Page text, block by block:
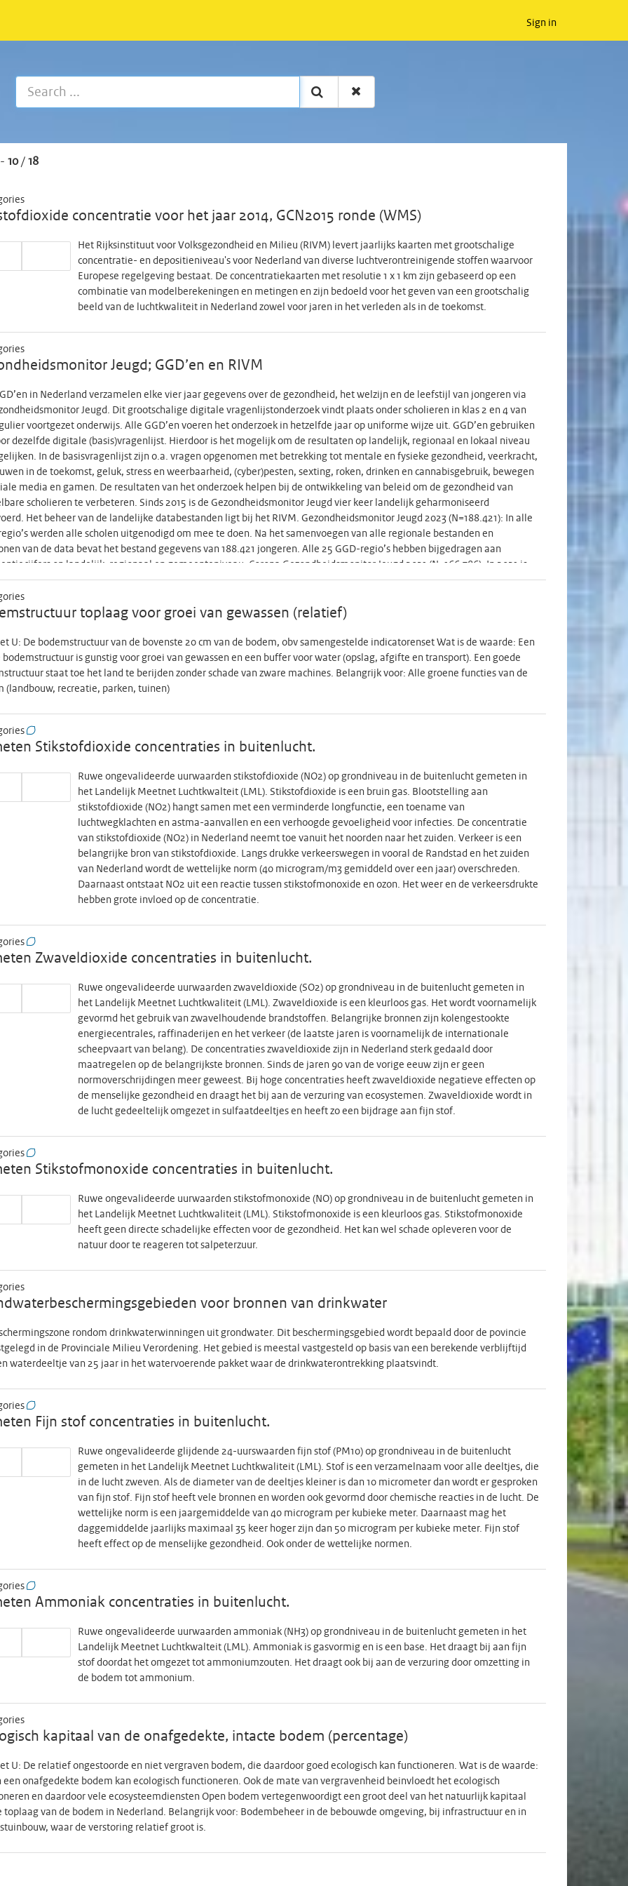
Sign in
- 10/ 18
concentratie voor het jaar 2014, GCN2015 ronde (WMS)
Het Rijksinstituut voor Volksgezondheid en Milieu (RIVM) levert jaarlijks kaarten met grootschalige
concentratie- en depositieniveau's voor Nederland van diverse luchtverontreinigende stoffen waarvoor
Europese regelgeving bestaat. De concentratiekaarten met resolutie 1 x 1 km zijn gebaseerd op een
combinatie van modelberekeningen en metingen en zijn bedoeld voor het geven van een grootschalig
beeld van de luchtkwaliteit in Nederland zowel voor jaren in het verleden als in de toekomst.
Jeugd; GGD’en en RIVM
in Nederland verzamelen elke vier jaar gegevens over de gezondheid, het welzijn en de leefstijl van jongeren via
Jeugd. Dit grootschalige digitale vragenlijstonderzoek vindt plaats onder scholieren in klas 2 en 4 van
voortgezet onderwijs. Alle GGD’en voeren het onderzoek in hetzelfde jaar op uniforme wijze uit. GGD’en gebruiken
dezelfde digitale (basis)vragenlijst. Hierdoor is het mogelijk om de resultaten op landelijk, regionaal en lokaal niveau
In de basisvragenlijst zijn o.a. vragen opgenomen met betrekking tot mentale en fysieke gezondheid, veerkracht,
in de toekomst, geluk, stress en weerbaarheid, (cyber)pesten, sexting, roken, drinken en cannabisgebruik, bewegen
media en gamen. De resultaten van het onderzoek helpen bij de ontwikkeling van beleid om de gezondheid van
scholieren te verbeteren. Sinds 2015 is de Gezondheidsmonitor Jeugd vier keer landelijk geharmoniseerd
Het beheer van de landelijke databestanden ligt bij het RIVM. Gezondheidsmonitor Jeugd 2023 (N=188.421): In alle
werden alle scholen uitgenodigd om mee te doen. Na het samenvoegen van alle regionale bestanden en
van de data bevat het bestand gegevens van 188.421 jongeren. Alle 25 GGD-regio’s hebben bijgedragen aan
op landelijk, regionaal en gemeenteniveau. Corona Gezondheidsmonitor Jeugd 2021 (N=166.786): In 2021 is
meting uitgevoerd in het kader van het Gezondheidsonderzoek COVID-19 van het Netwerk GOR. Het netwerk GOR
uit GGD’en, GGD GHOR Nederland, RIVM, het NIVEL en ARQ Nationaal Psychotrauma Centrum. In alle GGD-regio’s
alle scholen uitgenodigd om mee te doen. Na het samenvoegen van alle regionale bestanden en opschonen van de
regionaal en gemeenteniveau. Gezondheidsmonitor Jeugd 2019 (N=171.192): De omvang van de steekproeven
per GGD-regio. Na het samenvoegen van alle regionale bestanden en opschonen van de data bevat het landelijk
gegevens van 171.192 jongeren. Alle 25 GGD-regio’s hebben bijgedragen aan prevalentiecijfers op regionaal
regio) en landelijk niveau. In 19 GGD-regio’s werden alle scholen uitgenodigd om mee te doen met het
van de data bevat het landelijk databestand gegevens van 96.919 jongeren. Alle 25 GGD-regio’s hebben
aan prevalentiecijfers op landelijk niveau. Daarnaast zijn in 14 regio’s ook prevalentiecijfers op regionaal niveau
zodat in die regio’s ook prevalentiecijfers voor gemeenten beschikbaar zijn. Voor meer informatie over de
en een overzicht van de resultaten zie monitorgezondheid.nl/gezondheidsmonitor-jeugd. Via
data-aanvraag kunt u data of cijfers aanvragen uit de Gezondheidsmonitors voor onderzoek en beleid op
lokaal, regionaal als landelijk niveau. De licentie betreft de meta data en niet de dataset.
toplaag voor groei van gewassen (relatief)
U: De bodemstructuur van de bovenste 20 cm van de bodem, obv samengestelde indicatorenset Wat is de waarde: Een
bodemstructuur is gunstig voor groei van gewassen en een buffer voor water (opslag, afgifte en transport). Een goede
staat toe het land te berijden zonder schade van zware machines. Belangrijk voor: Alle groene functies van de
(landbouw, recreatie, parken, tuinen)
Stikstofdioxide concentraties in buitenlucht.
Ruwe ongevalideerde uurwaarden stikstofdioxide (NO2) op grondniveau in de buitenlucht gemeten in
het Landelijk Meetnet Luchtkwalteit (LML). Stikstofdioxide is een bruin gas. Blootstelling aan
stikstofdioxide (NO2) hangt samen met een verminderde longfunctie, een toename van
luchtwegklachten en astma-aanvallen en een verhoogde gevoeligheid voor infecties. De concentratie
van stikstofdioxide (NO2) in Nederland neemt toe vanuit het noorden naar het zuiden. Verkeer is een
belangrijke bron van stikstofdioxide. Langs drukke verkeerswegen in vooral de Randstad en het zuiden
van Nederland wordt de wettelijke norm (40 microgram/m3 gemiddeld over een jaar) overschreden.
Daarnaast ontstaat NO2 uit een reactie tussen stikstofmonoxide en ozon. Het weer en de verkeersdrukte
hebben grote invloed op de concentratie.
Zwaveldioxide concentraties in buitenlucht.
Ruwe ongevalideerde uurwaarden zwaveldioxide (SO2) op grondniveau in de buitenlucht gemeten in
het Landelijk Meetnet Luchtkwaliteit (LML). Zwaveldioxide is een kleurloos gas. Het wordt voornamelijk
gevormd het gebruik van zwavelhoudende brandstoffen. Belangrijke bronnen zijn kolengestookte
energiecentrales, raffinaderijen en het verkeer (de laatste jaren is voornamelijk de internationale
scheepvaart van belang). De concentraties zwaveldioxide zijn in Nederland sterk gedaald door
maatregelen op de belangrijkste bronnen. Sinds de jaren 90 van de vorige eeuw zijn er geen
normoverschrijdingen meer geweest. Bij hoge concentraties heeft zwaveldioxide negatieve effecten op
de menselijke gezondheid en draagt het bij aan de verzuring van ecosystemen. Zwaveldioxide wordt in
de lucht gedeeltelijk omgezet in sulfaatdeeltjes en heeft zo een bijdrage aan fijn stof.
Stikstofmonoxide concentraties in buitenlucht.
Ruwe ongevalideerde uurwaarden stikstofmonoxide (NO) op grondniveau in de buitenlucht gemeten in
het Landelijk Meetnet Luchtkwaliteit (LML). Stikstofmonoxide is een kleurloos gas. Stikstofmonoxide
heeft geen directe schadelijke effecten voor de gezondheid. Het kan wel schade opleveren voor de
natuur door te reageren tot salpeterzuur.
voor bronnen van drinkwater
rondom drinkwaterwinningen uit grondwater. Dit beschermingsgebied wordt bepaald door de povincie
in de Provinciale Milieu Verordening. Het gebied is meestal vastgesteld op basis van een berekende verblijftijd
waterdeeltje van 25 jaar in het watervoerende pakket waar de drinkwaterontrekking plaatsvindt.
Fijn stof concentraties in buitenlucht.
Ruwe ongevalideerde glijdende 24-uurswaarden fijn stof (PM10) op grondniveau in de buitenlucht
gemeten in het Landelijk Meetnet Luchtkwaliteit (LML). Stof is een verzamelnaam voor alle deeltjes, die
in de lucht zweven. Als de diameter van de deeltjes kleiner is dan 10 micrometer dan wordt er gesproken
van fijn stof. Fijn stof heeft vele bronnen en worden ook gevormd door chemische reacties in de lucht. De
wettelijke norm is een jaargemiddelde van 40 microgram per kubieke meter. Daarnaast mag het
daggemiddelde jaarlijks maximaal 35 keer hoger zijn dan 50 microgram per kubieke meter. Fijn stof
heeft effect op de menselijke gezondheid. Ook onder de wettelijke normen.
Ammoniak concentraties in buitenlucht.
Ruwe ongevalideerde uurwaarden ammoniak (NH3) op grondniveau in de buitenlucht gemeten in het
Landelijk Meetnet Luchtkwalteit (LML). Ammoniak is gasvormig en is een base. Het draagt bij aan fijn
stof doordat het omgezet tot ammoniumzouten. Het draagt ook bij aan de verzuring door omzetting in
de bodem tot ammonium.
kapitaal van de onafgedekte, intacte bodem (percentage)
U: De relatief ongestoorde en niet vergraven bodem, die daardoor goed ecologisch kan functioneren. Wat is de waarde:
een onafgedekte bodem kan ecologisch functioneren. Ook de mate van vergravenheid beinvloedt het ecologisch
en daardoor vele ecosysteemdiensten Open bodem vertegenwoordigt een groot deel van het natuurlijk kapitaal
toplaag van de bodem in Nederland. Belangrijk voor: Bodembeheer in de bebouwde omgeving, bij infrastructuur en in
waar de verstoring relatief groot is.